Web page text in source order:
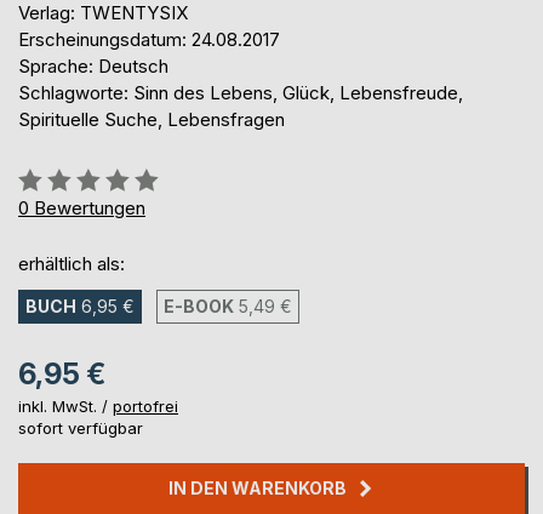
Verlag: TWENTYSIX
Erscheinungsdatum: 24.08.2017
Sprache: Deutsch
Schlagworte: Sinn des Lebens, Glück, Lebensfreude,
Spirituelle Suche, Lebensfragen
Bewertung::
0%
0 Bewertungen
erhältlich als:
BUCH 6,95 € E-BOOK 5,49 €
6,95 €
inkl. MwSt. / portofrei
sofort verfügbar
IN DEN WARENKORB